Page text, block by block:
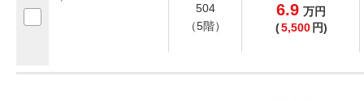
504
（5階）
6.9 万円
(5,500 円)